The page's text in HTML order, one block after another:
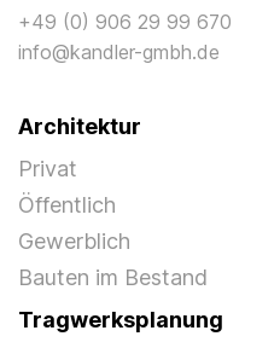
+49 (0) 906 29 99 670
info@kandler-gmbh.de
Architektur
Privat
Öffentlich
Gewerblich
Bauten im Bestand
Tragwerksplanung